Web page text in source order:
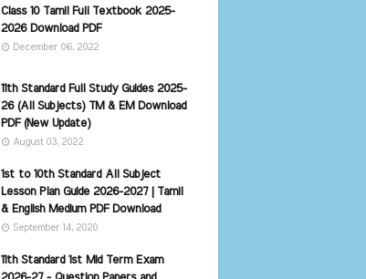
Class 10 Tamil Full Textbook 2025-
2026 Download PDF
December 06, 2022
11th Standard Full Study Guides 2025-
26 (All Subjects) TM & EM Download
PDF (New Update)
August 03, 2022
1st to 10th Standard All Subject
Lesson Plan Guide 2026-2027 | Tamil
& English Medium PDF Download
September 14, 2020
11th Standard 1st Mid Term Exam